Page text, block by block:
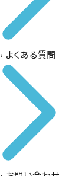
› よくある質問